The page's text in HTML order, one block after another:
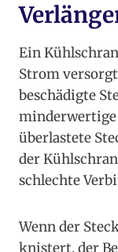
Ein
Strom
beschädigte
minderwertige
überlastete
der
schlechte
Wenn der
knistert, der